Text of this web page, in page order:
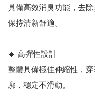
具備高效消臭功能，去
保持清新舒適。
🔹 高彈性設計
整體具備極佳伸縮性，
廓，穩定不滑動。